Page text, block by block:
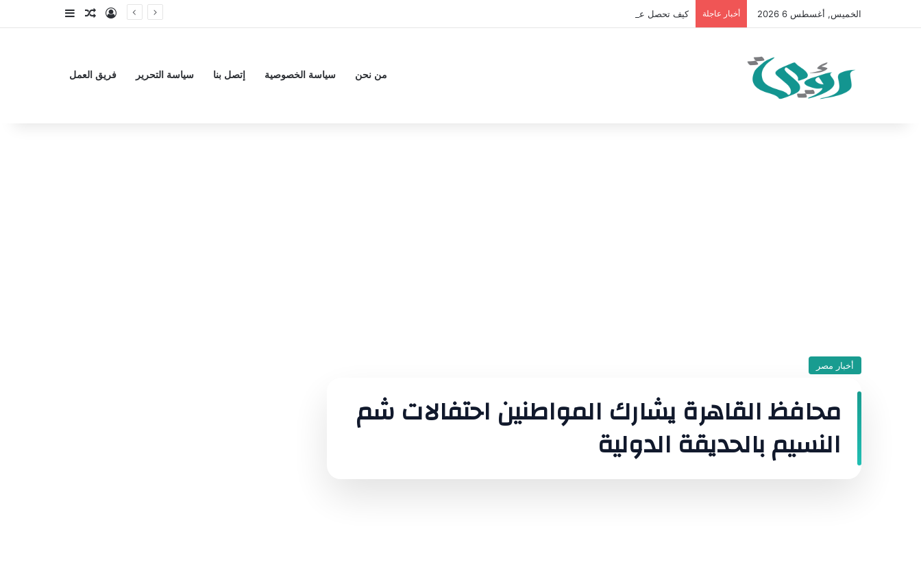
الخميس, أغسطس 6 2026 أخبار عاجلة كيف تحصل على 100 متابع يوميًا على “انستقرام” في 2026 بدون إعلانات تسجيل الدخول
مقال عشوائي
إضافة عمود
من نحن سياسة الخصوصية إتصل بنا سياسة التحرير فريق العمل
أخبار مصر
محافظ القاهرة يشارك المواطنين احتفالات شم
النسيم بالحديقة الدولية